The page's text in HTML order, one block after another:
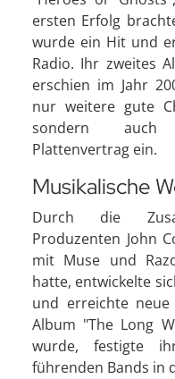
ersten Erfolg
wurde ein Hit und
Radio. Ihr zweites
erschien im Jahr
nur weitere gute
sondern auch
Plattenvertrag ein.
Musikalische
Durch die
Produzenten John
mit Muse und
hatte, entwickelte
und erreichte
Album "The Long
wurde, festigte
führenden Bands in